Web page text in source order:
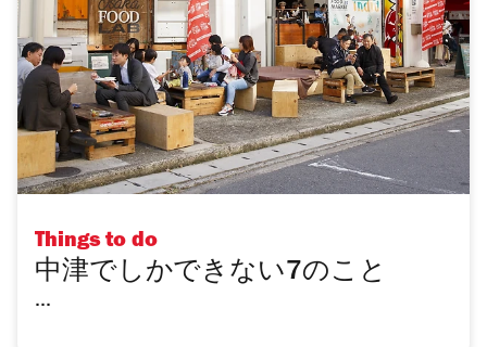
Things to do
中津でしかできない7のこと
...